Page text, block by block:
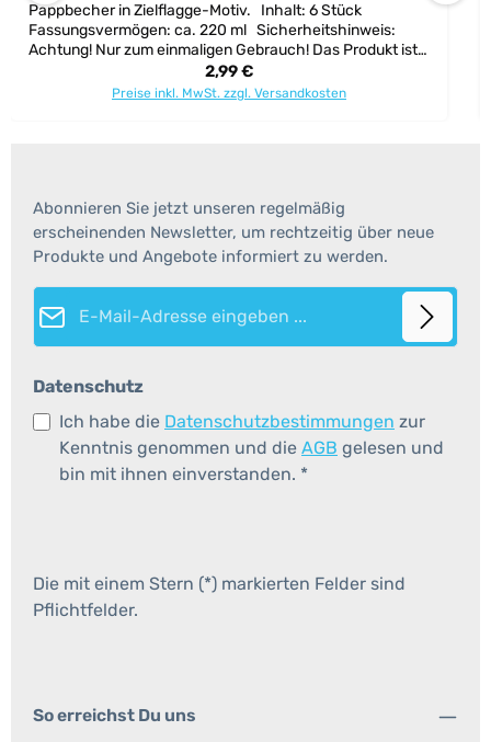
Pappbecher in Zielflagge-Motiv. Inhalt: 6 Stück
Fassungsvermögen: ca. 220 ml Sicherheitshinweis:
Achtung! Nur zum einmaligen Gebrauch! Das Produkt ist
für den Kontakt mit Lebensmitteln geeignet. Nicht in der
Spülmaschine waschen. Nicht in der Mikrowelle erhitzen.
Regulärer Preis:
2,99 €
Preise inkl. MwSt. zzgl. Versandkosten
Abonnieren Sie jetzt unseren regelmäßig
erscheinenden Newsletter, um rechtzeitig über neue
Produkte und Angebote informiert zu werden.
E-Mail-Adresse*
Datenschutz
Ich habe die Datenschutzbestimmungen zur
Kenntnis genommen und die AGB gelesen und
bin mit ihnen einverstanden. *
Die mit einem Stern (*) markierten Felder sind
Pflichtfelder.
So erreichst Du uns